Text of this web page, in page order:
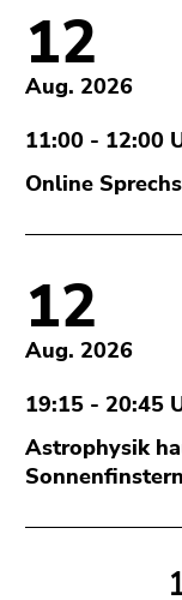
12
Aug. 2026
11:00 - 12:00
Online
12
Aug. 2026
19:15 - 20:45
Astrophysik